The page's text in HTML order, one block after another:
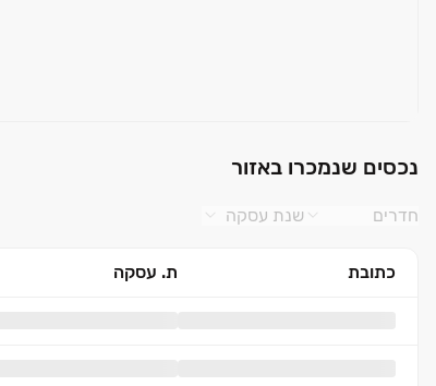
נכסים שנמכרו באזור
חדרים שנת עסקה
כתובת ת. עסקה